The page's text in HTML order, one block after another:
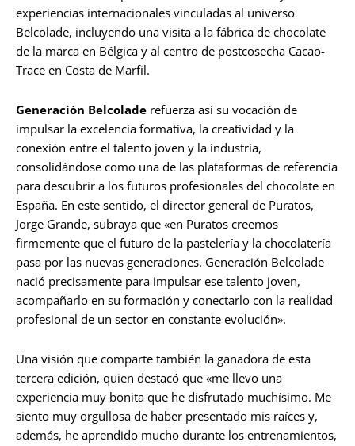
experiencias internacionales vinculadas al universo
Belcolade, incluyendo una visita a la fábrica de chocolate
de la marca en Bélgica y al centro de postcosecha Cacao-
Trace en Costa de Marfil.
Generación Belcolade refuerza así su vocación de
impulsar la excelencia formativa, la creatividad y la
conexión entre el talento joven y la industria,
consolidándose como una de las plataformas de referencia
para descubrir a los futuros profesionales del chocolate en
España. En este sentido, el director general de Puratos,
Jorge Grande, subraya que «en Puratos creemos
firmemente que el futuro de la pastelería y la chocolatería
pasa por las nuevas generaciones. Generación Belcolade
nació precisamente para impulsar ese talento joven,
acompañarlo en su formación y conectarlo con la realidad
profesional de un sector en constante evolución».
Una visión que comparte también la ganadora de esta
tercera edición, quien destacó que «me llevo una
experiencia muy bonita que he disfrutado muchísimo. Me
siento muy orgullosa de haber presentado mis raíces y,
además, he aprendido mucho durante los entrenamientos,